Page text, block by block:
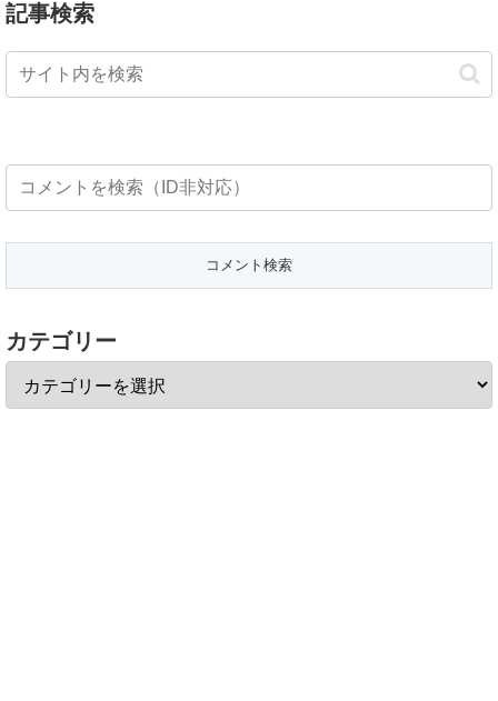
記事検索
カテゴリー